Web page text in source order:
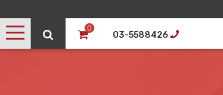
03-5588426
0